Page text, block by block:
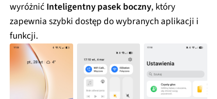
wyróżnić Inteligentny pasek boczny, który
zapewnia szybki dostęp do wybranych aplikacji i
funkcji.